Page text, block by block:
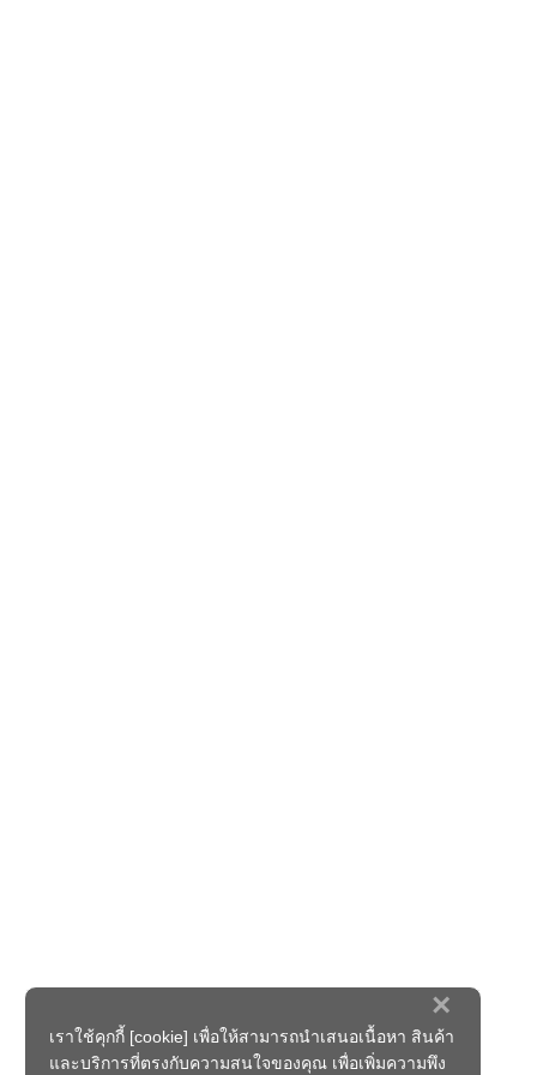
×
เราใช้คุกกี้ [cookie] เพื่อให้สามารถนำเสนอเนื้อหา สินค้า
และบริการที่ตรงกับความสนใจของคุณ เพื่อเพิ่มความพึง